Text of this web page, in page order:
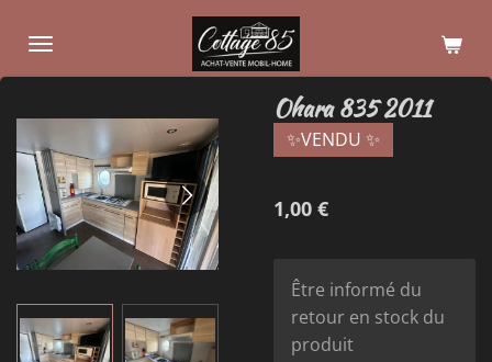
au
contenu
Ohara 835 2011
✨VENDU ✨
1,00 €
Être informé du
retour en stock du
produit